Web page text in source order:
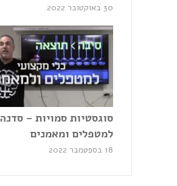
30 באוקטובר 2022
סוגסטיות סמויות – סדנה
למטפלים ומאמנים
18 בספטמבר 2022